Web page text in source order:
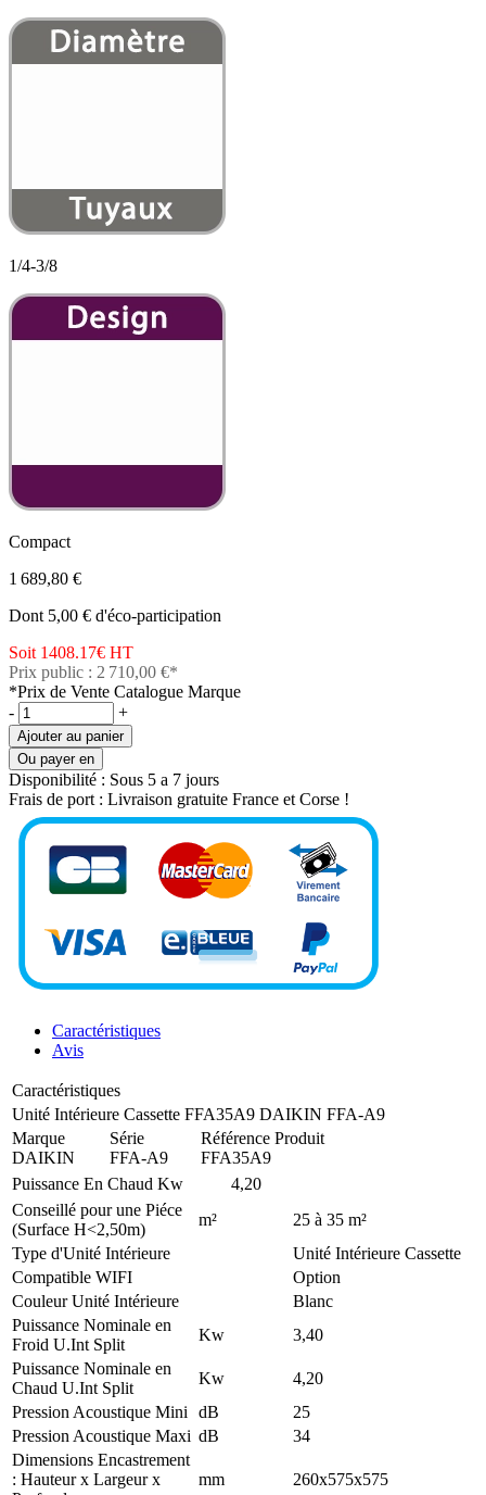
1/4-3/8
Compact
1 689,80 €
Dont 5,00 € d'éco-participation
Soit 1408.17€ HT
Prix public : 2 710,00 €*
*Prix de Vente Catalogue Marque
-
+
Ajouter au panier
Ou payer en
Disponibilité : Sous 5 a 7 jours
Frais de port : Livraison gratuite France et Corse !
Caractéristiques
Avis
Caractéristiques
Unité Intérieure Cassette FFA35A9 DAIKIN FFA-A9
Marque
DAIKIN
Série
FFA-A9
Référence Produit
FFA35A9
Puissance En Chaud Kw
4,20
Conseillé pour une Piéce
(Surface H<2,50m)
m²
25 à 35 m²
Type d'Unité Intérieure
Unité Intérieure Cassette
Compatible WIFI
Option
Couleur Unité Intérieure
Blanc
Puissance Nominale en
Froid U.Int Split
Kw
3,40
Puissance Nominale en
Chaud U.Int Split
Kw
4,20
Pression Acoustique Mini
dB
25
Pression Acoustique Maxi dB
34
Dimensions Encastrement
: Hauteur x Largeur x
mm 260x575x575